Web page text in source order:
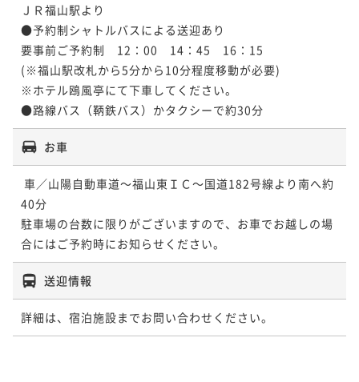
ＪＲ福山駅より
●予約制シャトルバスによる送迎あり
要事前ご予約制　12：00　14：45　16：15
(※福山駅改札から5分から10分程度移動が必要)
※ホテル鴎風亭にて下車してください。
お車
40分
駐車場の台数に限りがございますので、お車でお越しの場
合にはご予約時にお知らせください。
送迎情報
詳細は、宿泊施設までお問い合わせください。